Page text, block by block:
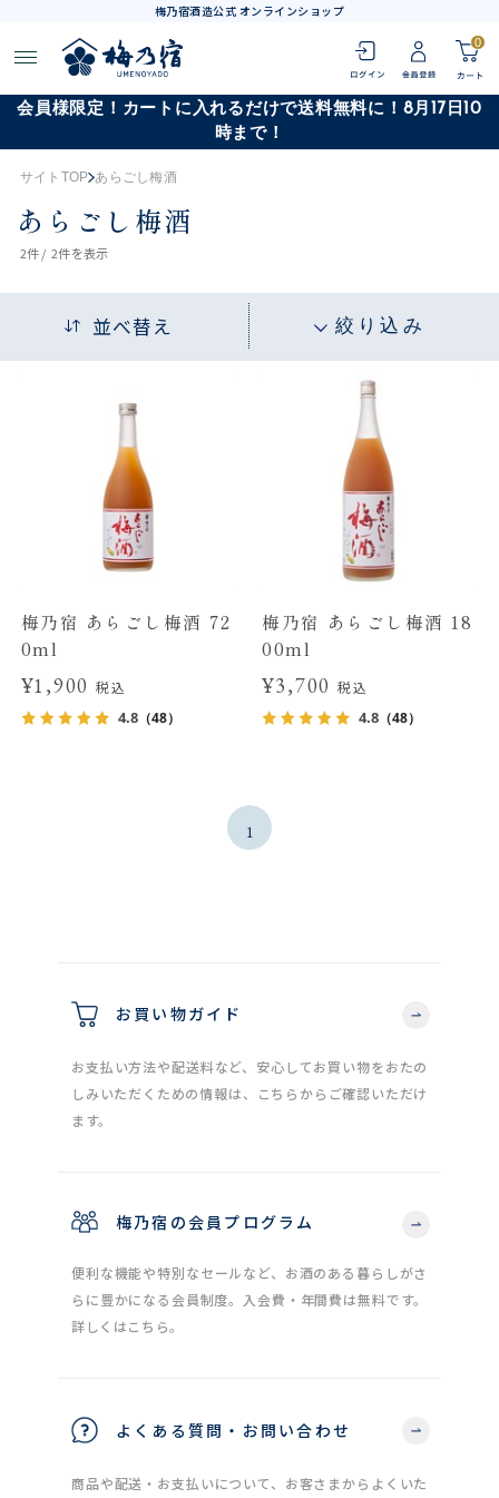
梅乃宿酒造公式 オンラインショップ
0
会員様限定！カートに入れるだけで送料無料に！8月17日10
時まで！
サイトTOP あらごし梅酒
あらごし梅酒
2件 / 2件を表示
並べ替え 絞り込み
梅乃宿 あらごし梅酒 72
0ml
¥1,900税込
4.8（48）
梅乃宿 あらごし梅酒 18
00ml
¥3,700 税込
4.8 （48）
1
お買い物ガイド
お支払い方法や配送料など、安心してお買い物をおたの
しみいただくための情報は、こちらからご確認いただけ
ます。
梅乃宿の会員プログラム
便利な機能や特別なセールなど、お酒のある暮らしがさ
らに豊かになる会員制度。入会費・年間費は無料です。
詳しくはこちら。
よくある質問・お問い合わせ
商品や配送・お支払いについて、お客さまからよくいた